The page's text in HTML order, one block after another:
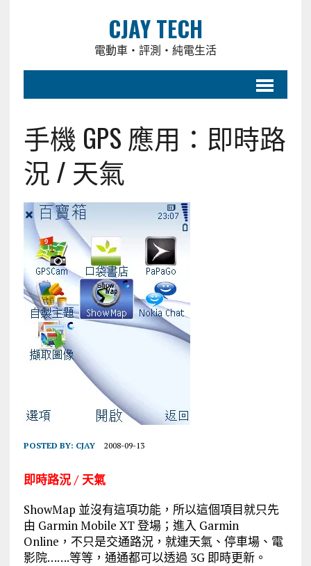
CJAY TECH
電動車・評測・純電生活
手機 GPS 應用：即時路
況 / 天氣
POSTED BY: CJAY 2008-09-13
即時路況 / 天氣
ShowMap 並沒有這項功能，所以這個項目就只先
由 Garmin Mobile XT 登場；進入 Garmin
Online，不只是交通路況，就連天氣、停車場、電
影院…….等等，通通都可以透過 3G 即時更新。